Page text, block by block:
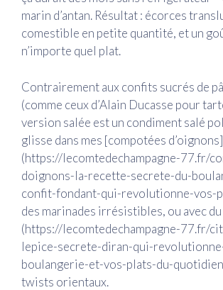
marin d’antan. Résultat : écorces
comestible en petite quantité, et un
n’importe quel plat.
Contrairement aux confits sucrés de
(comme ceux d’Alain Ducasse pour
version salée est un condiment salé
glisse dans mes [compotées d’oignons]
(https://lecomtedechampagne-77.fr/
doignons-la-recette-secrete-du-
confit-fondant-qui-revolutionne-vos-
des marinades irrésistibles, ou avec
(https://lecomtedechampagne-77.fr/
lepice-secrete-diran-qui-
boulangerie-et-vos-plats-du-
twists orientaux.